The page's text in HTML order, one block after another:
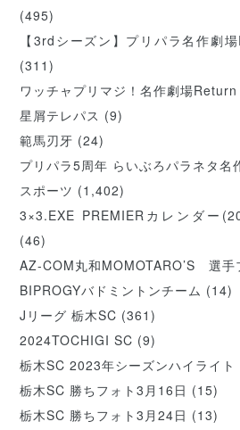
(495)
【3rdシーズン】プリパラ名作劇
(311)
ワッチャプリマジ！名作劇場Return
星屑テレパス (9)
範馬刃牙 (24)
プリパラ5周年 らいぶろパラネタ名
スポーツ (1,402)
3×3.EXE PREMIERカレンダー
(46)
AZ-COM丸和MOMOTARO’S 選手
BIPROGYバドミントンチーム (14)
Jリーグ 栃木SC (361)
2024TOCHIGI SC (9)
栃木SC 2023年シーズンハイライト
栃木SC 勝ちフォト3月16日 (15)
栃木SC 勝ちフォト3月24日 (13)